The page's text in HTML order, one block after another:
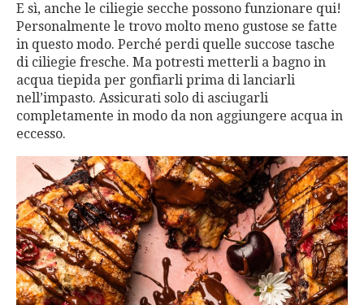
E sì, anche le ciliegie secche possono funzionare qui!
Personalmente le trovo molto meno gustose se fatte
in questo modo. Perché perdi quelle succose tasche
di ciliegie fresche. Ma potresti metterli a bagno in
acqua tiepida per gonfiarli prima di lanciarli
nell’impasto. Assicurati solo di asciugarli
completamente in modo da non aggiungere acqua in
eccesso.